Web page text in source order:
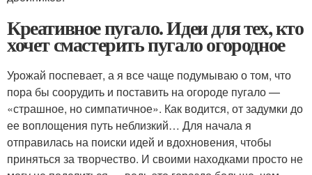
Креативное пугало. Идеи для тех, кто
хочет смастерить пугало огородное
Урожай поспевает, а я все чаще подумываю о том, что
пора бы соорудить и поставить на огороде пугало —
«страшное, но симпатичное». Как водится, от задумки до
ее воплощения путь неблизкий… Для начала я
отправилась на поиски идей и вдохновения, чтобы
приняться за творчество. И своими находками просто не